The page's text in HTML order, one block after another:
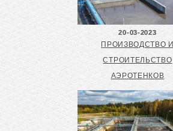
20-03-2023
ПРОИЗВОДСТВО И
СТРОИТЕЛЬСТВО
АЭРОТЕНКОВ